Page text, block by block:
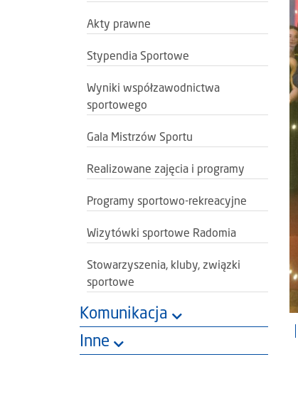
Akty prawne
Stypendia Sportowe
Wyniki współzawodnictwa
sportowego
Gala Mistrzów Sportu
Realizowane zajęcia i programy
Programy sportowo-rekreacyjne
Wizytówki sportowe Radomia
Stowarzyszenia, kluby, związki
sportowe
Komunikacja
Inne